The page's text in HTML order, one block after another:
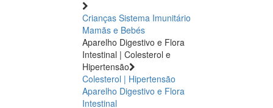
Crianças Sistema Imunitário
Mamãs e Bebés
Aparelho Digestivo e Flora
Intestinal | Colesterol e
Hipertensão
Colesterol | Hipertensão
Aparelho Digestivo e Flora
Intestinal